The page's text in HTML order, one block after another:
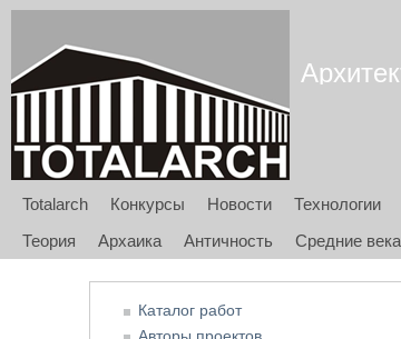
Totalarch Конкурсы Новости Технологии
Теория
Архаика Античность Средние века
Каталог работ